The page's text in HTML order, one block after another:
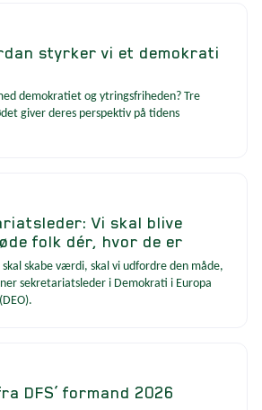
styrker vi et demokrati
demokratiet og ytringsfriheden? Tre
giver deres perspektiv på tidens
Vi skal blive
folk dér, hvor de er
skal skabe værdi, skal vi udfordre den måde,
sekretariatsleder i Demokrati i Europa
DFS’ formand 2026